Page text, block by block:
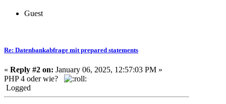
Guest
Re: Datenbankabfrage mit prepared statements
« Reply #2 on: January 06, 2025, 12:57:03 PM »
PHP 4 oder wie?
Logged